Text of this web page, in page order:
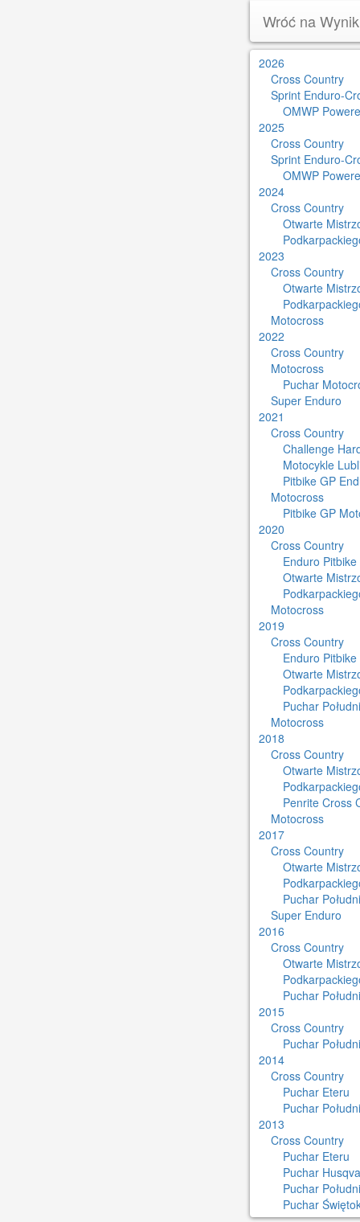
Wróć na
2026
Cross Country
Sprint Enduro-
OMWP
2025
Cross Country
Sprint Enduro-
OMWP
2024
Cross Country
Otwarte
2023
Cross Country
Otwarte
Motocross
2022
Cross Country
Motocross
Puchar
Super Enduro
2021
Cross Country
Challenge
Motocykle
Pitbike GP
Motocross
Pitbike GP
2020
Cross Country
Enduro Pitbike
Otwarte
Motocross
2019
Cross Country
Enduro Pitbike
Otwarte
Puchar
Motocross
2018
Cross Country
Otwarte
Penrite Cross
Motocross
2017
Cross Country
Otwarte
Puchar
Super Enduro
2016
Cross Country
Otwarte
Puchar
2015
Cross Country
Puchar
2014
Cross Country
Puchar Eteru
Puchar
2013
Cross Country
Puchar Eteru
Puchar
Puchar
Puchar